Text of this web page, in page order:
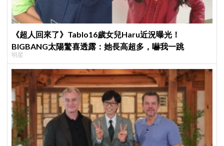
《超人回來了》Tablo16歲女兒Haru近況曝光！
BIGBANG太陽驚喜透露：她長高超多，嚇我一跳
明星